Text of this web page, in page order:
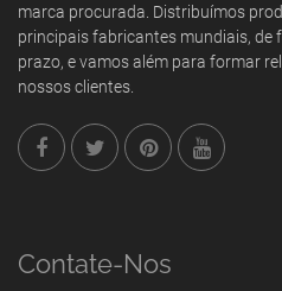
marca procurada. Distribuímos
principais fabricantes mundiais, de
prazo, e vamos além para formar
nossos clientes.
Contate-Nos